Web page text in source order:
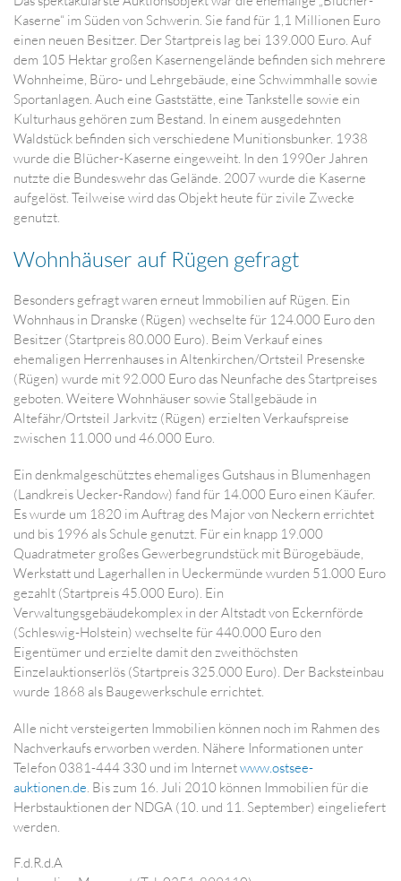
Kaserne“ im Süden von Schwerin. Sie fand für 1,1 Millionen Euro
einen neuen Besitzer. Der Startpreis lag bei 139.000 Euro. Auf
dem 105 Hektar großen Kasernengelände befinden sich mehrere
Wohnheime, Büro- und Lehrgebäude, eine Schwimmhalle sowie
Sportanlagen. Auch eine Gaststätte, eine Tankstelle sowie ein
Kulturhaus gehören zum Bestand. In einem ausgedehnten
Waldstück befinden sich verschiedene Munitionsbunker. 1938
wurde die Blücher-Kaserne eingeweiht. In den 1990er Jahren
nutzte die Bundeswehr das Gelände. 2007 wurde die Kaserne
aufgelöst. Teilweise wird das Objekt heute für zivile Zwecke
genutzt.
Wohnhäuser auf Rügen gefragt
Besonders gefragt waren erneut Immobilien auf Rügen. Ein
Wohnhaus in Dranske (Rügen) wechselte für 124.000 Euro den
Besitzer (Startpreis 80.000 Euro). Beim Verkauf eines
ehemaligen Herrenhauses in Altenkirchen/Ortsteil Presenske
(Rügen) wurde mit 92.000 Euro das Neunfache des Startpreises
geboten. Weitere Wohnhäuser sowie Stallgebäude in
Altefähr/Ortsteil Jarkvitz (Rügen) erzielten Verkaufspreise
zwischen 11.000 und 46.000 Euro.
Ein denkmalgeschütztes ehemaliges Gutshaus in Blumenhagen
(Landkreis Uecker-Randow) fand für 14.000 Euro einen Käufer.
Es wurde um 1820 im Auftrag des Major von Neckern errichtet
und bis 1996 als Schule genutzt. Für ein knapp 19.000
Quadratmeter großes Gewerbegrundstück mit Bürogebäude,
Werkstatt und Lagerhallen in Ueckermünde wurden 51.000 Euro
gezahlt (Startpreis 45.000 Euro). Ein
Verwaltungsgebäudekomplex in der Altstadt von Eckernförde
(Schleswig-Holstein) wechselte für 440.000 Euro den
Eigentümer und erzielte damit den zweithöchsten
Einzelauktionserlös (Startpreis 325.000 Euro). Der Backsteinbau
wurde 1868 als Baugewerkschule errichtet.
Alle nicht versteigerten Immobilien können noch im Rahmen des
Nachverkaufs erworben werden. Nähere Informationen unter
Telefon 0381-444 330 und im Internetwww.ostsee-
auktionen.de . Bis zum 16. Juli 2010 können Immobilien für die
Herbstauktionen der NDGA (10. und 11. September) eingeliefert
werden.
F.d.R.d.A